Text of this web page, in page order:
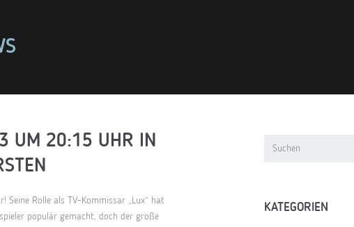
UM 20:15 UHR IN
Seine Rolle als TV-Kommissar „Lux“ hat
populär gemacht, doch der große
KATEGORIEN